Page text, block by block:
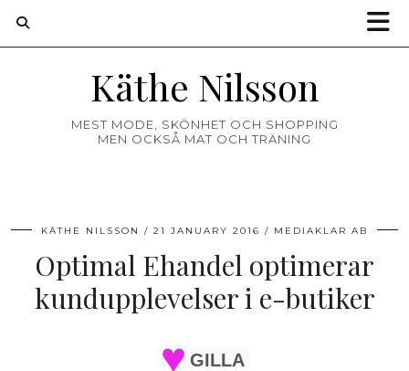
Käthe Nilsson
MEST MODE, SKÖNHET OCH SHOPPING
MEN OCKSÅ MAT OCH TRÄNING
KÄTHE NILSSON 21 JANUARY 2016 MEDIAKLAR AB
Optimal Ehandel optimerar
kundupplevelser i e-butiker
GILLA